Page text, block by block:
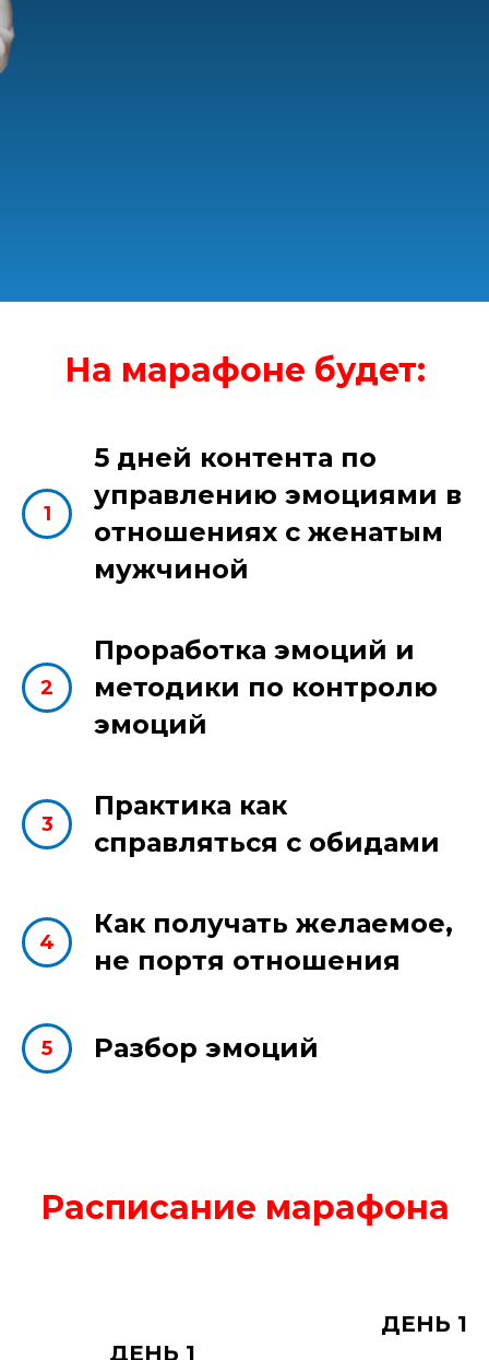
На марафоне будет:
1
5 дней контента по
управлению эмоциями в
отношениях с женатым
мужчиной
2
Проработка эмоций и
методики по контролю
эмоций
3
Практика как
справляться с обидами
4
Как получать желаемое,
не портя отношения
5 Разбор эмоций
Расписание марафона
ДЕНЬ 1
ДЕНЬ 1